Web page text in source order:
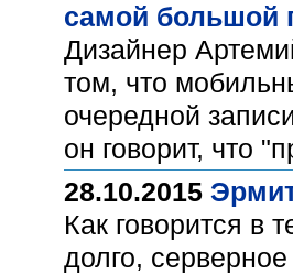
самой большой
Дизайнер
том, что
очередной
он говорит, что
28.10.2015
Как говорится в
долго,